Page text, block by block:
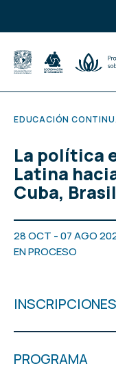
EDUCACIÓN
La política
Latina
Cuba,
28 OCT - 07 AGO
EN PROCESO
INSCRIPCIONES
PROGRAMA